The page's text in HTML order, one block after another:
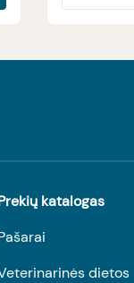
katalogas
dietos